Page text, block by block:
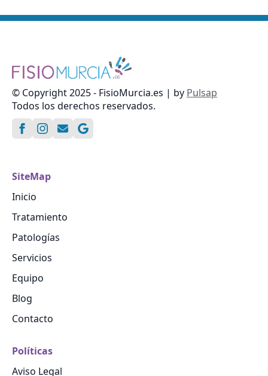
© Copyright 2025 - FisioMurcia.es | by Pulsap
Todos los derechos reservados.
SiteMap
Inicio
Tratamiento
Patologías
Servicios
Equipo
Blog
Contacto
Políticas
Aviso Legal